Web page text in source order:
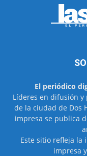
El periódico
Líderes en difusión y
de la ciudad de Dos
impresa se publica
Este sitio refleja la
impresa